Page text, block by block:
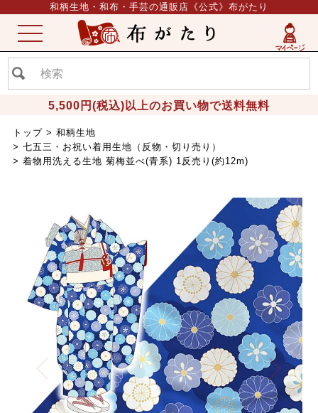
和柄生地・和布・手芸の通販店《公式》布がたり
5,500円(税込)以上のお買い物で送料無料
ME
NU
トップ
和柄生地
七五三・お祝い着用生地（反物・切り売り）
着物用洗える生地 菊梅並べ(青系) 1反売り(約12m)